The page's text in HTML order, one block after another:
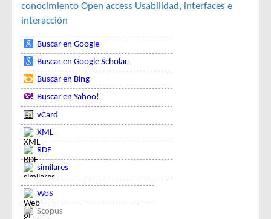
conocimiento Open access Usabilidad, interfaces e
interacción
Buscar en Google
Buscar en Google Scholar
Buscar en Bing
Buscar en Yahoo!
vCard
XML
RDF
similares
WoS
Scopus